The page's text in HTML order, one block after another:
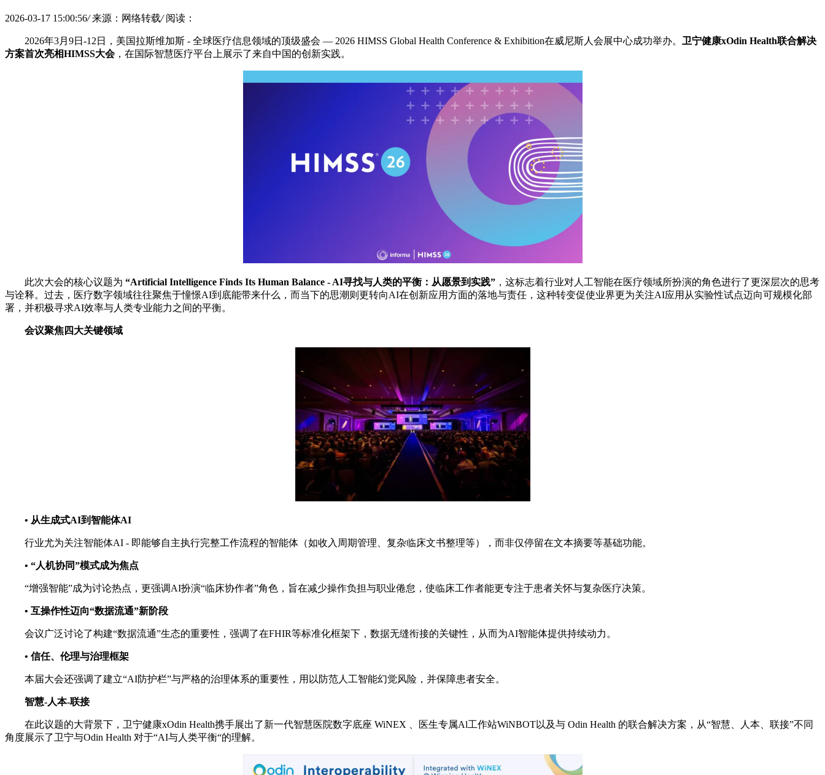
2026-03-17 15:00:56/ 来源：网络转载/ 阅读：
2026年3月9日-12日，美国拉斯维加斯 - 全球医疗信息领域的顶级盛会 — 2026 HIMSS Global Health Conference & Exhibition在威尼斯人会展中心成功举办。 卫宁健康xOdin Health联合解决
方案首次亮相HIMSS大会，在国际智慧医疗平台上展示了来自中国的创新实践。
此次大会的核心议题为 “Artificial Intelligence Finds Its Human Balance - AI寻找与人类的平衡：从愿景到实践” ，这标志着行业对人工智能在医疗领域所扮演的角色进行了更深层次的思考
与诠释。过去，医疗数字领域往往聚焦于憧憬AI到底能带来什么，而当下的思潮则更转向AI在创新应用方面的落地与责任，这种转变促使业界更为关注AI应用从实验性试点迈向可规模化部
署，并积极寻求AI效率与人类专业能力之间的平衡。
会议聚焦四大关键领域
• 从生成式AI到智能体AI
行业尤为关注智能体AI - 即能够自主执行完整工作流程的智能体（如收入周期管理、复杂临床文书整理等），而非仅停留在文本摘要等基础功能。
• “人机协同”模式成为焦点
“增强智能”成为讨论热点，更强调AI扮演“临床协作者”角色，旨在减少操作负担与职业倦怠，使临床工作者能更专注于患者关怀与复杂医疗决策。
• 互操作性迈向“数据流通”新阶段
会议广泛讨论了构建“数据流通”生态的重要性，强调了在FHIR等标准化框架下，数据无缝衔接的关键性，从而为AI智能体提供持续动力。
• 信任、伦理与治理框架
本届大会还强调了建立“AI防护栏”与严格的治理体系的重要性，用以防范人工智能幻觉风险，并保障患者安全。
智慧-人本-联接
在此议题的大背景下，卫宁健康xOdin Health携手展出了新一代智慧医院数字底座 WiNEX 、医生专属Al工作站WiNBOT以及与 Odin Health 的联合解决方案，从“智慧、人本、联接”不同
角度展示了卫宁与Odin Health 对于“AI与人类平衡“的理解。